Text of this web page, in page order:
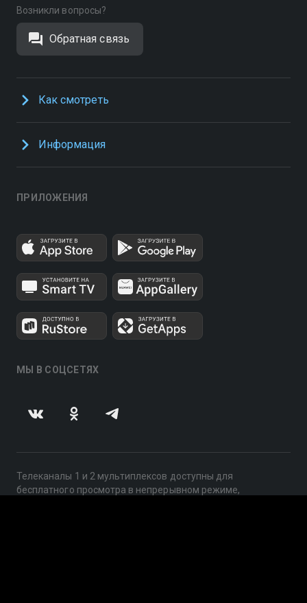
Возникли вопросы?
Обратная связь
Как смотреть
Информация
ПРИЛОЖЕНИЯ
МЫ В СОЦСЕТЯХ
Телеканалы 1 и 2 мультиплексов доступны для
бесплатного просмотра в непрерывном режиме,